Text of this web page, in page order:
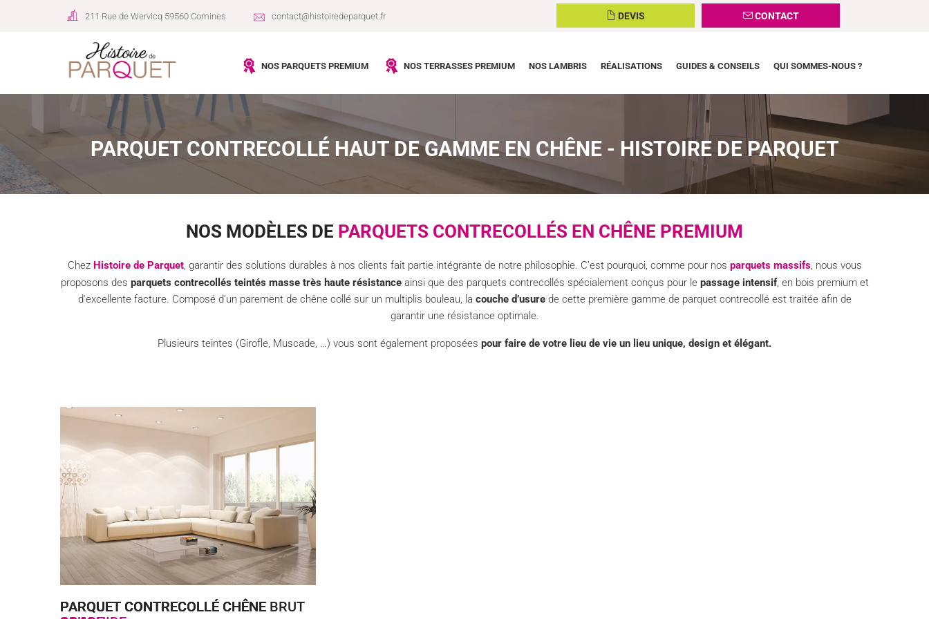
211 Rue de Wervicq 59560 Comines contact@histoiredeparquet.fr DEVIS CONTACT
NOS PARQUETS PREMIUM NOS TERRASSES PREMIUM NOS LAMBRIS RÉALISATIONS GUIDES & CONSEILS QUI SOMMES-NOUS ?
PARQUET CONTRECOLLÉ HAUT DE GAMME EN CHÊNE - HISTOIRE DE PARQUET
NOS MODÈLES DE PARQUETS CONTRECOLLÉS EN CHÊNE PREMIUM
Chez Histoire de Parquet, garantir des solutions durables à nos clients fait partie intégrante de notre philosophie. C’est pourquoi, comme pour nos parquets massifs, nous vous
proposons des parquets contrecollés teintés masse très haute résistanceainsi que des parquets contrecollés spécialement conçus pour le passage intensif, en bois premium et
d'excellente facture. Composé d’un parement de chêne collé sur un multiplis bouleau, la couche d’usurede cette première gamme de parquet contrecollé est traitée afin de
garantir une résistance optimale.
Plusieurs teintes (Girofle, Muscade, …) vous sont également proposées pour faire de votre lieu de vie un lieu unique, design et élégant.
PARQUET CONTRECOLLÉ CHÊNE BRUT
PARQUET CONTRECOLLÉ CHÊNE
PARQUET CONTRECOLLÉ CHÊNE